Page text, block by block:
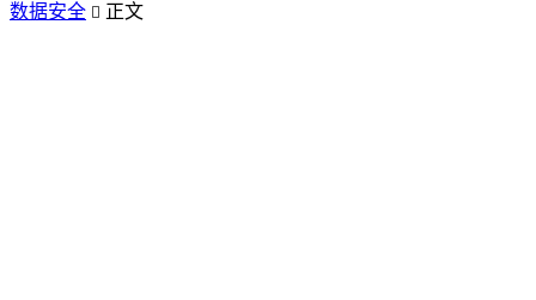
数据安全  正文